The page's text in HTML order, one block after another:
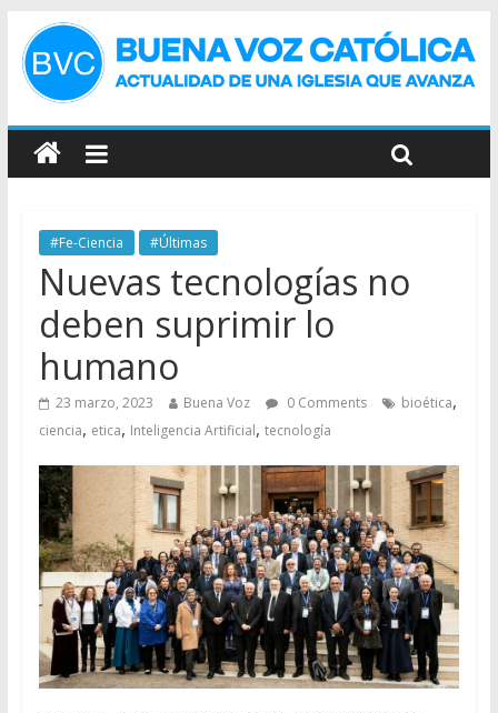
#Fe-Ciencia #Últimas
Nuevas tecnologías no
deben suprimir lo
humano
23 marzo, 2023 Buena Voz 0 Comments bioética,
ciencia, etica, Inteligencia Artificial, tecnología